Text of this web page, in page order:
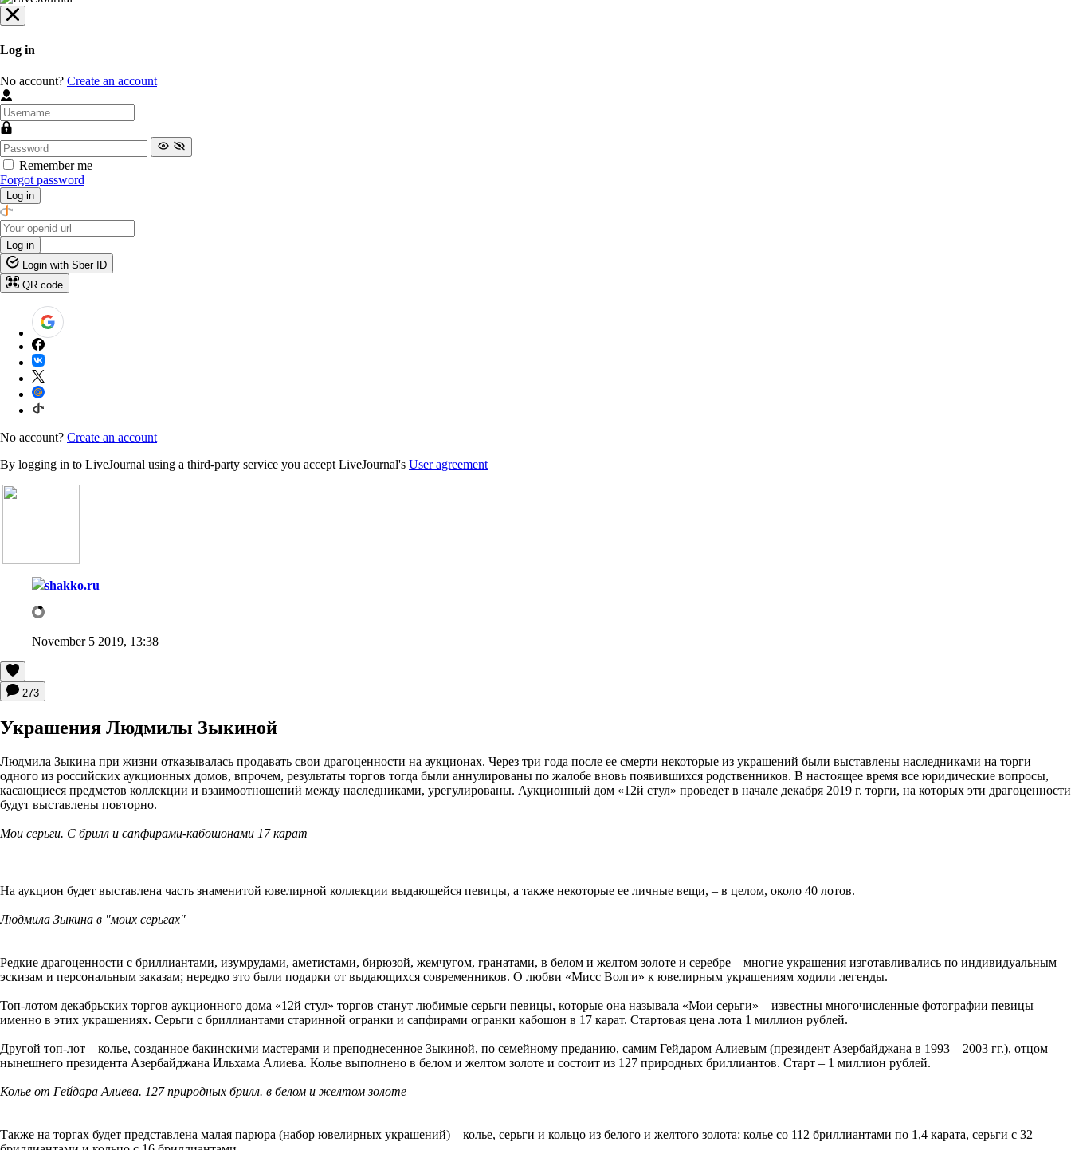
Log in
No account? Create an account
Remember me
Forgot password
Log in
Log in
Login with Sber ID
QR code
No account? Create an account
By logging in to LiveJournal using a third-party service you accept LiveJournal's User agreement
shakko.ru
November 5 2019, 13:38
273
Украшения Людмилы Зыкиной
Людмила Зыкина при жизни отказывалась продавать свои драгоценности на аукционах. Через три года после ее смерти некоторые из украшений были выставлены наследниками на торги
одного из российских аукционных домов, впрочем, результаты торгов тогда были аннулированы по жалобе вновь появившихся родственников. В настоящее время все юридические вопросы,
касающиеся предметов коллекции и взаимоотношений между наследниками, урегулированы. Аукционный дом «12й стул» проведет в начале декабря 2019 г. торги, на которых эти драгоценности
будут выставлены повторно.
Мои серьги. С брилл и сапфирами-кабошонами 17 карат
На аукцион будет выставлена часть знаменитой ювелирной коллекции выдающейся певицы, а также некоторые ее личные вещи, – в целом, около 40 лотов.
Людмила Зыкина в "моих серьгах"
Редкие драгоценности с бриллиантами, изумрудами, аметистами, бирюзой, жемчугом, гранатами, в белом и желтом золоте и серебре – многие украшения изготавливались по индивидуальным
эскизам и персональным заказам; нередко это были подарки от выдающихся современников. О любви «Мисс Волги» к ювелирным украшениям ходили легенды.
Топ-лотом декабрьских торгов аукционного дома «12й стул» торгов станут любимые серьги певицы, которые она называла «Мои серьги» – известны многочисленные фотографии певицы
именно в этих украшениях. Серьги с бриллиантами старинной огранки и сапфирами огранки кабошон в 17 карат. Стартовая цена лота 1 миллион рублей.
Другой топ-лот – колье, созданное бакинскими мастерами и преподнесенное Зыкиной, по семейному преданию, самим Гейдаром Алиевым (президент Азербайджана в 1993 – 2003 гг.), отцом
нынешнего президента Азербайджана Ильхама Алиева. Колье выполнено в белом и желтом золоте и состоит из 127 природных бриллиантов. Старт – 1 миллион рублей.
Колье от Гейдара Алиева. 127 природных брилл. в белом и желтом золоте
Также на торгах будет представлена малая парюра (набор ювелирных украшений) – колье, серьги и кольцо из белого и желтого золота: колье со 112 бриллиантами по 1,4 карата, серьги с 32